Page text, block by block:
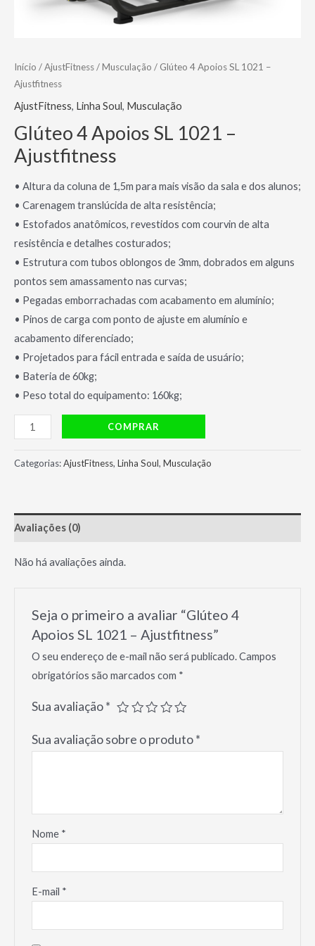
Início /AjustFitness/Musculação / Glúteo 4 Apoios SL 1021 –
Ajustfitness
AjustFitness, Linha Soul , Musculação
Glúteo 4 Apoios SL 1021 –
Ajustfitness
• Altura da coluna de 1,5m para mais visão da sala e dos alunos;
• Carenagem translúcida de alta resistência;
• Estofados anatômicos, revestidos com courvin de alta
resistência e detalhes costurados;
• Estrutura com tubos oblongos de 3mm, dobrados em alguns
pontos sem amassamento nas curvas;
• Pegadas emborrachadas com acabamento em alumínio;
• Pinos de carga com ponto de ajuste em alumínio e
acabamento diferenciado;
• Projetados para fácil entrada e saída de usuário;
• Bateria de 60kg;
• Peso total do equipamento: 160kg;
Glúteo
4
Apoios
-
Ajustfitness
quantidade
COMPRAR
Categorias:AjustFitness, Linha Soul, Musculação
Avaliações (0)
Não há avaliações ainda.
Seja o primeiro a avaliar “Glúteo 4
Apoios SL 1021 – Ajustfitness”
O seu endereço de e-mail não será publicado.Campos
obrigatórios são marcados com *
Sua avaliação*
Sua avaliação sobre o produto*
Nome *
E-mail *